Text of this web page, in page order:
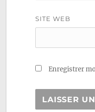
SITE WEB
Enregistrer